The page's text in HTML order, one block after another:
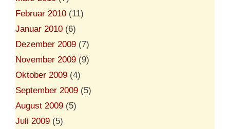
Februar 2010 (11)
Januar 2010 (6)
Dezember 2009 (7)
November 2009 (9)
Oktober 2009 (4)
September 2009 (5)
August 2009 (5)
Juli 2009 (5)